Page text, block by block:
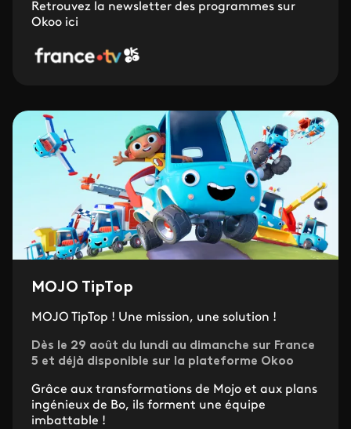
Retrouvez la newsletter des programmes sur
Okoo ici
MOJO TipTop
MOJO TipTop ! Une mission, une solution !
Dès le 29 août du lundi au dimanche sur France
5 et déjà disponible sur la plateforme Okoo
Grâce aux transformations de Mojo et aux plans
ingénieux de Bo, ils forment une équipe
imbattable !